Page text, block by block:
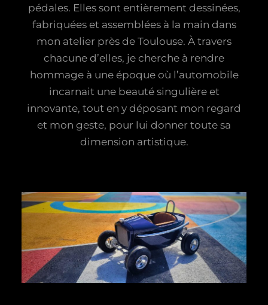
pédales. Elles sont entièrement dessinées,
fabriquées et assemblées à la main dans
mon atelier près de Toulouse. À travers
chacune d’elles, je cherche à rendre
hommage à une époque où l’automobile
incarnait une beauté singulière et
innovante, tout en y déposant mon regard
et mon geste, pour lui donner toute sa
dimension artistique.